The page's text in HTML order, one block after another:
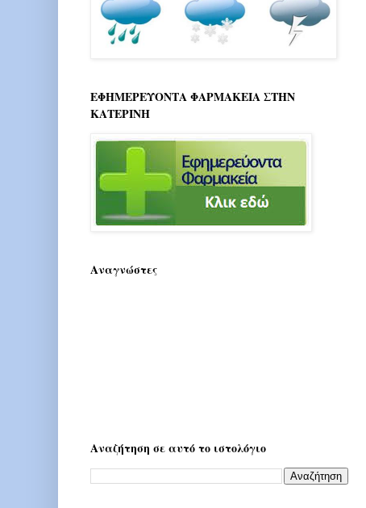
ΕΦΗΜΕΡΕΥΟΝΤΑ ΦΑΡΜΑΚΕΙΑ ΣΤΗΝ
ΚΑΤΕΡΙΝΗ
Αναγνώστες
Αναζήτηση σε αυτό το ιστολόγιο